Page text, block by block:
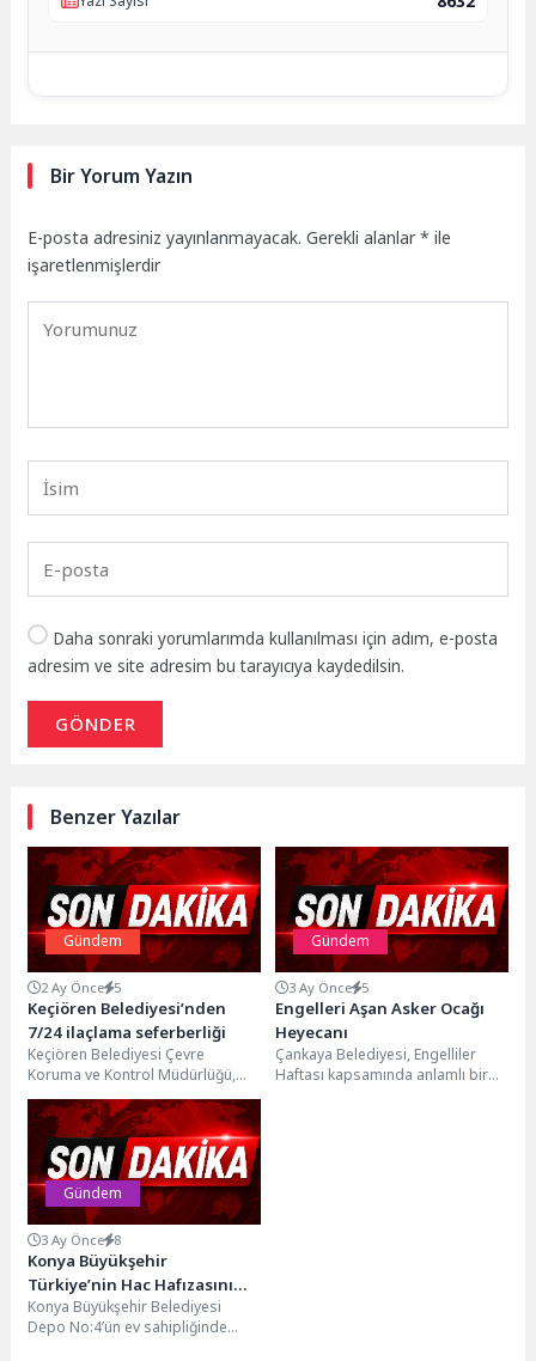
Bir Yorum Yazın
E-posta adresiniz yayınlanmayacak. Gerekli alanlar* ile
işaretlenmişlerdir
Daha sonraki yorumlarımda kullanılması için adım, e-posta
adresim ve site adresim bu tarayıcıya kaydedilsin.
GÖNDER
Benzer Yazılar
Gündem
2 Ay Önce 5
Keçiören Belediyesi’nden
7/24 ilaçlama seferberliği
Keçiören Belediyesi Çevre
Koruma ve Kontrol Müdürlüğü,
ilkbahar ve yaz aylarında artan
hava sıcaklıklarıyla birlikte...
Gündem
3 Ay Önce 5
Engelleri Aşan Asker Ocağı
Heyecanı
Çankaya Belediyesi, Engelliler
Haftası kapsamında anlamlı bir
Gündem
3 Ay Önce 8
Konya Büyükşehir
Türkiye’nin Hac Hafızasını
Konya’da Ziyaretçilerle
Buluşuyor
Konya Büyükşehir Belediyesi
Depo No:4’ün ev sahipliğinde